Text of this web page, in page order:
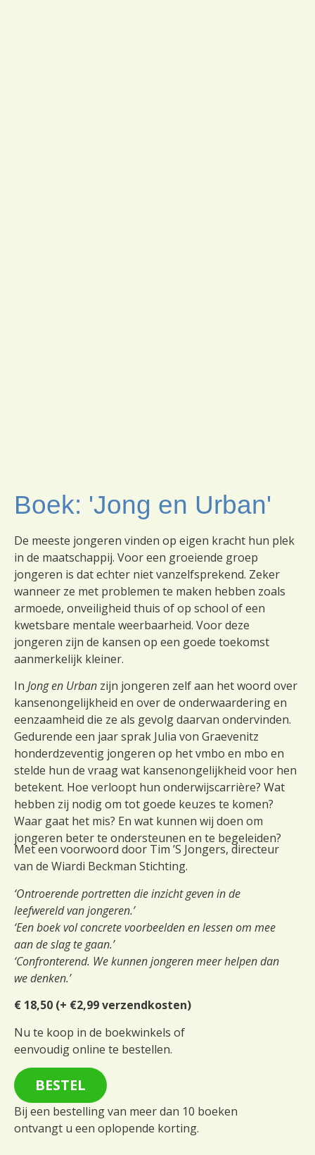
Boek: 'Jong en Urban'
De meeste jongeren vinden op eigen kracht hun plek
in de maatschappij. Voor een groeiende groep
jongeren is dat echter niet vanzelfsprekend. Zeker
wanneer ze met problemen te maken hebben zoals
armoede, onveiligheid thuis of op school of een
kwetsbare mentale weerbaarheid. Voor deze
jongeren zijn de kansen op een goede toekomst
aanmerkelijk kleiner.
In Jong en Urban zijn jongeren zelf aan het woord over
kansenongelijkheid en over de onderwaardering en
eenzaamheid die ze als gevolg daarvan ondervinden.
Gedurende een jaar sprak Julia von Graevenitz
honderdzeventig jongeren op het vmbo en mbo en
stelde hun de vraag wat kansenongelijkheid voor hen
betekent. Hoe verloopt hun onderwijscarrière? Wat
hebben zij nodig om tot goede keuzes te komen?
Waar gaat het mis? En wat kunnen wij doen om
jongeren beter te ondersteunen en te begeleiden?
Met een voorwoord door Tim ’S Jongers, directeur
van de Wiardi Beckman Stichting.
‘Ontroerende portretten die inzicht geven in de
leefwereld van jongeren.’
‘Een boek vol concrete voorbeelden en lessen om mee
aan de slag te gaan.’
‘Confronterend. We kunnen jongeren meer helpen dan
we denken.’
€ 18,50 (+ €2,99 verzendkosten)
Nu te koop in de boekwinkels of
eenvoudig online te bestellen.
BESTEL
Bij een bestelling van meer dan 10 boeken
ontvangt u een oplopende korting.